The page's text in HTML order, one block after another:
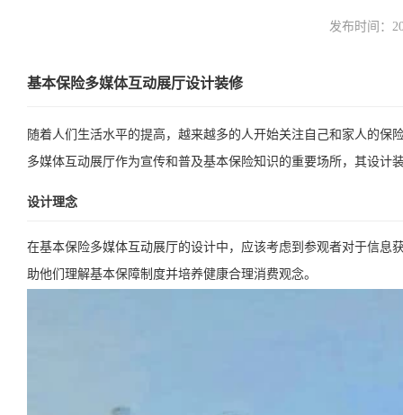
发布时间：
基本保险多媒体互动展厅设计装修
随着人们生活水平的提高，越来越多的人开始关注自己和家人的
多媒体互动展厅作为宣传和普及基本保险知识的重要场所，其设计
设计理念
在基本保险多媒体互动展厅的设计中，应该考虑到参观者对于信
助他们理解基本保障制度并培养健康合理消费观念。